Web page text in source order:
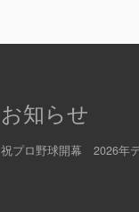
お知らせ
祝プロ野球開幕 2026年